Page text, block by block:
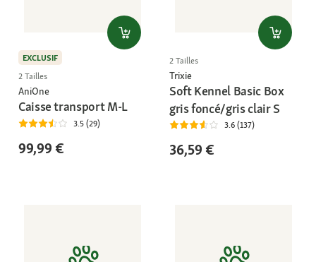
EXCLUSIF
2 Tailles
AniOne
Caisse transport M-L
3.5 (29)
99,99 €
2 Tailles
Trixie
Soft Kennel Basic Box
gris foncé/gris clair S
3.6 (137)
36,59 €